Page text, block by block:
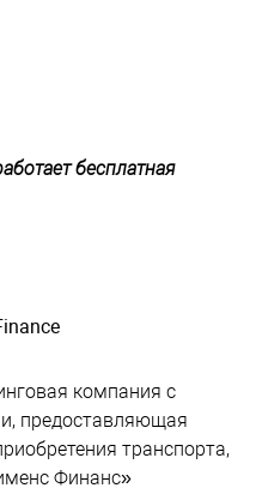
бесплатная
компания с
предоставляющая
транспорта,
Финанс»